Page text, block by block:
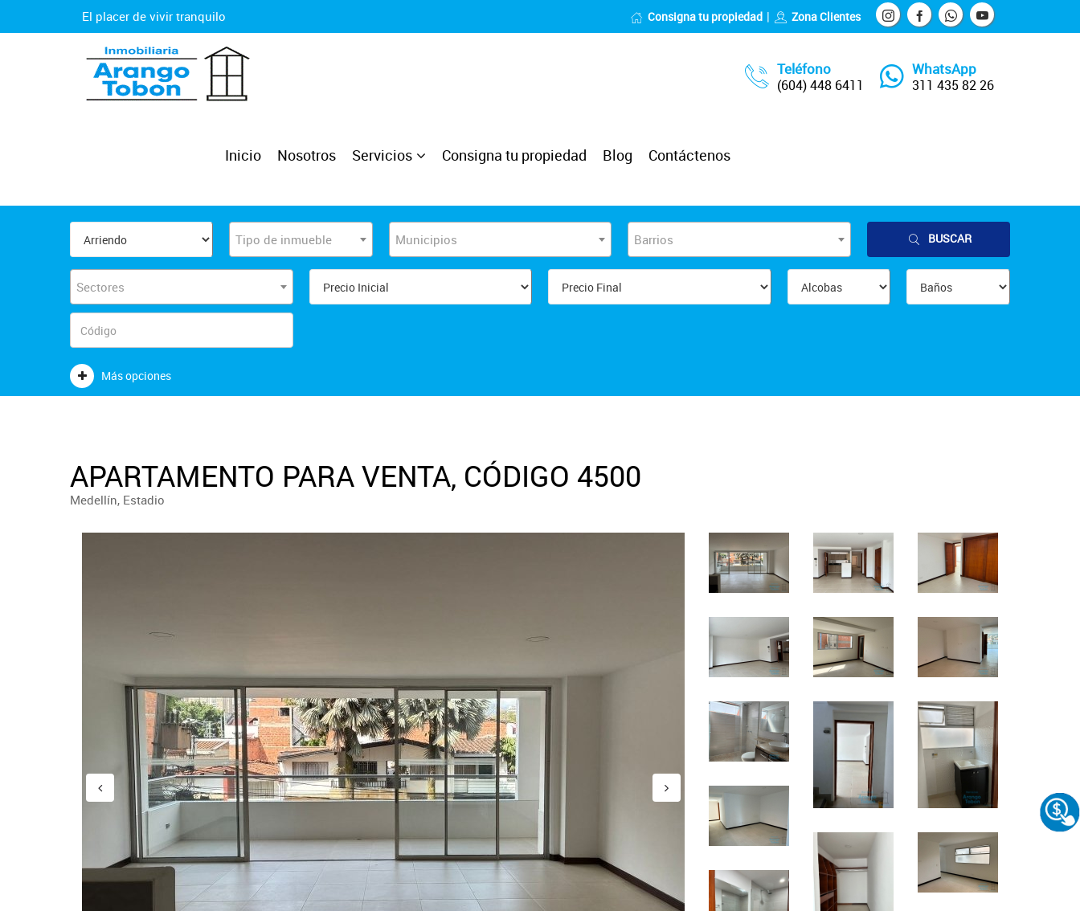
El placer de vivir tranquilo Consigna tu propiedad Zona Clientes
Teléfono
(604) 448 6411
WhatsApp
311 435 82 26
Inicio Nosotros Servicios Consigna tu propiedad Blog Contáctenos
Tipo de inmueble Municipios Barrios BUSCAR
Sectores
Más opciones
APARTAMENTO PARA VENTA, CÓDIGO 4500
Medellín, Estadio